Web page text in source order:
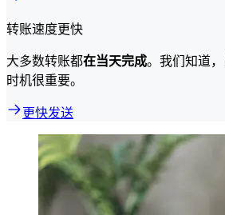
转账速度更快
大多数转账都在当天完成。我们知道，
时机很重要。
更快发送